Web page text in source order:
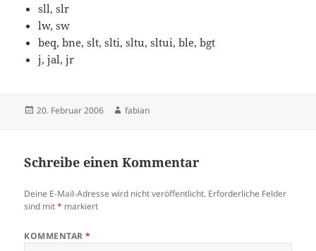
sll, slr
lw, sw
beq, bne, slt, slti, sltu, sltui, ble, bgt
j, jal, jr
Veröffentlicht
20. Februar 2006 Autor
fabian
Schreibe einen Kommentar
Deine E-Mail-Adresse wird nicht veröffentlicht. Erforderliche Felder
sind mit* markiert
KOMMENTAR*